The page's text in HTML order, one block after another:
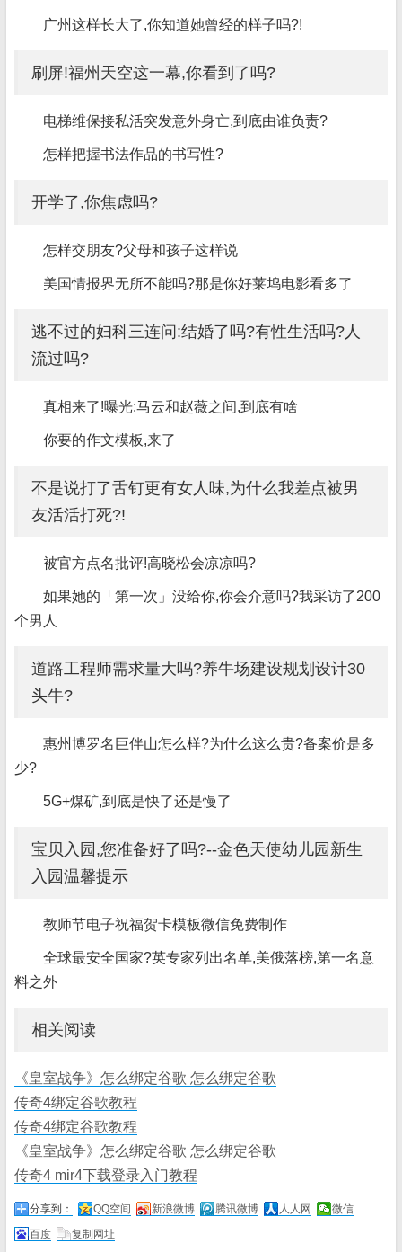
广州这样长大了,你知道她曾经的样子吗?!
刷屏!福州天空这一幕,你看到了吗?
电梯维保接私活突发意外身亡,到底由谁负责?
怎样把握书法作品的书写性?
开学了,你焦虑吗?
怎样交朋友?父母和孩子这样说
美国情报界无所不能吗?那是你好莱坞电影看多了
逃不过的妇科三连问:结婚了吗?有性生活吗?人
流过吗?
真相来了!曝光:马云和赵薇之间,到底有啥
你要的作文模板,来了
不是说打了舌钉更有女人味,为什么我差点被男
友活活打死?!
被官方点名批评!高晓松会凉凉吗?
如果她的「第一次」没给你,你会介意吗?我采访了200
个男人
道路工程师需求量大吗?养牛场建设规划设计30
头牛?
惠州博罗名巨伴山怎么样?为什么这么贵?备案价是多
少?
5G+煤矿,到底是快了还是慢了
宝贝入园,您准备好了吗?--金色天使幼儿园新生
入园温馨提示
教师节电子祝福贺卡模板微信免费制作
全球最安全国家?英专家列出名单,美俄落榜,第一名意
料之外
相关阅读
《皇室战争》怎么绑定谷歌 怎么绑定谷歌
传奇4绑定谷歌教程
传奇4绑定谷歌教程
《皇室战争》怎么绑定谷歌 怎么绑定谷歌
传奇4 mir4下载登录入门教程
分享到： QQ空间 新浪微博 腾讯微博 人人网
微信
百度
复制网址